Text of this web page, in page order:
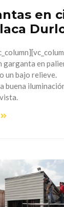
en
garganta en
un bajo relieve.
buena